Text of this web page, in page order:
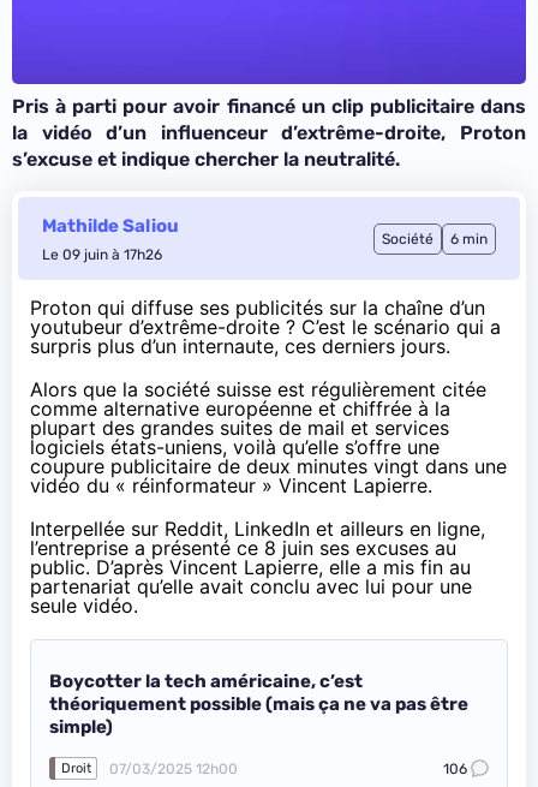
Pris à parti pour avoir financé un clip publicitaire dans
la vidéo d’un influenceur d’extrême-droite, Proton
s’excuse et indique chercher la neutralité.
Mathilde Saliou
Le 09 juin à 17h26
Société 6 min
Proton qui diffuse ses publicités sur la chaîne d’un
youtubeur d’extrême-droite ? C’est le scénario qui a
surpris plus d’un internaute, ces derniers jours.
Alors que la société suisse est régulièrement citée
comme alternative européenne et chiffrée à la
plupart des grandes suites de mail et services
logiciels états-uniens, voilà qu’elle s’offre une
coupure publicitaire de deux minutes vingt dans une
vidéo du « réinformateur » Vincent Lapierre.
Interpellée sur Reddit, LinkedIn et ailleurs en ligne,
l’entreprise a présenté ce 8 juin ses excuses au
public. D’après Vincent Lapierre, elle a mis fin au
partenariat qu’elle avait conclu avec lui pour une
seule vidéo.
Boycotter la tech américaine, c’est
théoriquement possible (mais ça ne va pas être
simple)
Droit 07/03/2025 12h00 106